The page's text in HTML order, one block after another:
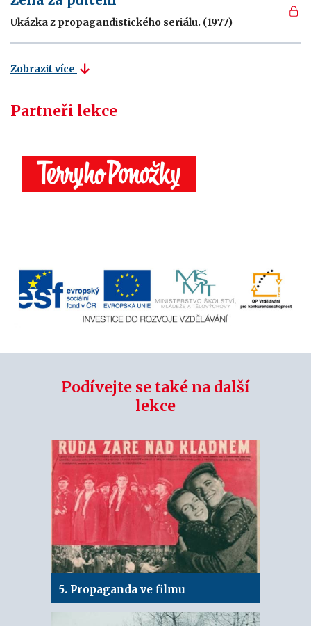
Ukázka z propagandistického seriálu. (1977)
Zobrazit více
Partneři lekce
Podívejte se také na další
lekce
5. Propaganda ve filmu